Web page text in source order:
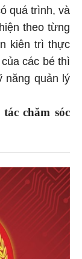
quá trình, và
theo từng
kiên trì thực
các bé thì
năng quản lý
chăm sóc